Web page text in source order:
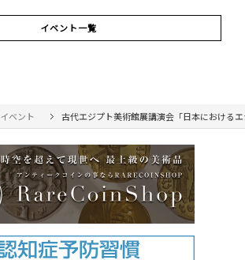
イベント一覧
イベント 古代エジプト美術館展講演会「日本における